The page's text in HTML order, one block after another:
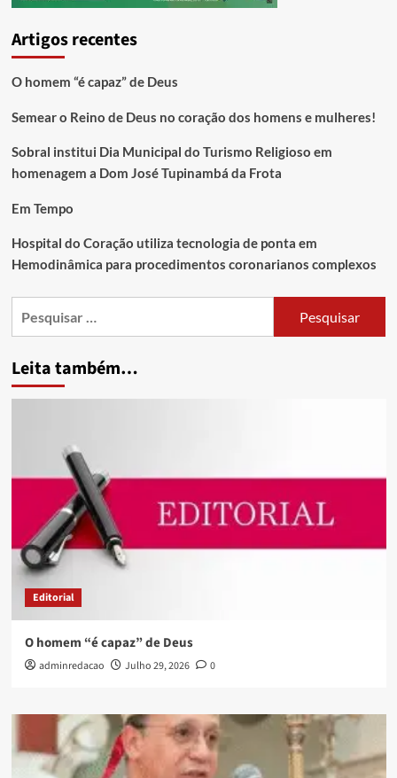
Artigos recentes
O homem “é capaz” de Deus
Semear o Reino de Deus no coração dos homens e mulheres!
Sobral institui Dia Municipal do Turismo Religioso em
homenagem a Dom José Tupinambá da Frota
Em Tempo
Hospital do Coração utiliza tecnologia de ponta em
Hemodinâmica para procedimentos coronarianos complexos
Leita também…
Editorial
O homem “é capaz” de Deus
adminredacao Julho 29, 2026 0